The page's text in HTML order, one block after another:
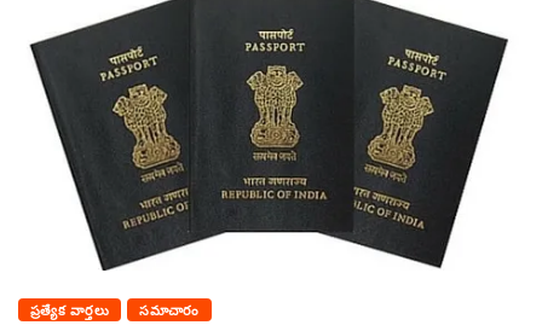
ప్రత్యేక వార్తలు సమాచారం